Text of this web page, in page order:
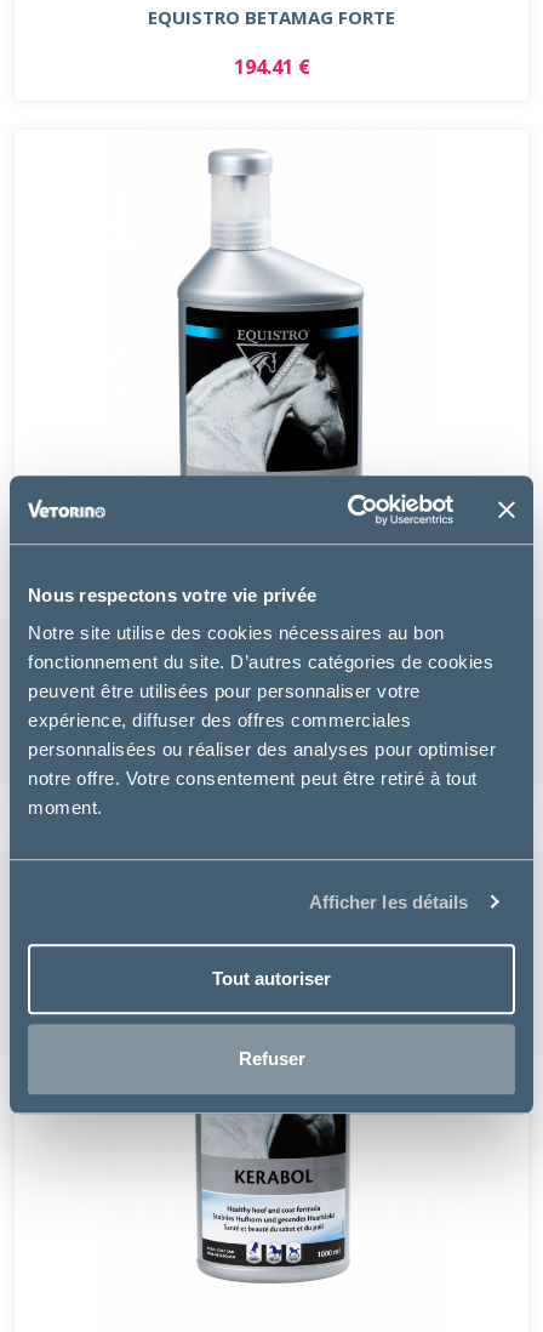
Nous respectons votre vie privée
Notre site utilise des cookies nécessaires au bon
fonctionnement du site. D’autres catégories de cookies
peuvent être utilisées pour personnaliser votre
expérience, diffuser des offres commerciales
personnalisées ou réaliser des analyses pour optimiser
notre offre. Votre consentement peut être retiré à tout
moment.
Afficher les détails
Tout autoriser
Refuser
EQUISTRO BETAMAG FORTE
194.41 €
Vétoquinol
EQUISTRO ELYTAAN
66.22 €